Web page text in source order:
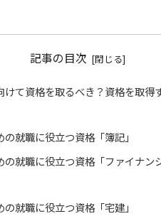
記事の目次
けて資格を取るべき？資格を取得
就職に役立つ資格「簿記」
の就職に役立つ資格「ファイナン
就職に役立つ資格「宅建」